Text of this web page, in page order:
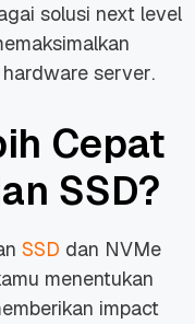
solusi next level
hardware server.
Cepat
SSD?
SSD dan NVMe
menentukan
impact